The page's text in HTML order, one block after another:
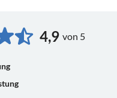
4,9 von 5